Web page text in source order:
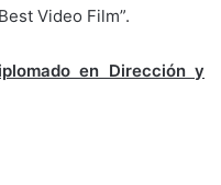
Video Film”.
en Dirección y